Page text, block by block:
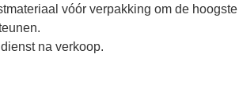
vóór verpakking om de
na verkoop.